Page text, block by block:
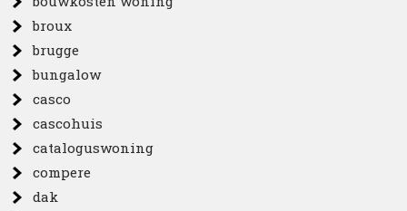
broux
brugge
bungalow
casco
cascohuis
cataloguswoning
compere
dak